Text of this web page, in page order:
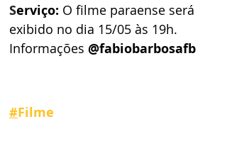
Serviço: O filme paraense será
exibido no dia 15/05 às 19h.
Informações @fabiobarbosafb
#Filme